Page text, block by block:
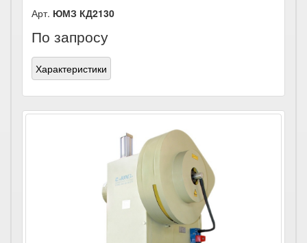
Арт. ЮМЗ КД2130
По запросу
Характеристики